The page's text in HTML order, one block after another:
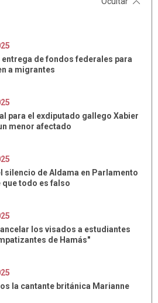
entrega de fondos federales para
a migrantes
para el exdiputado gallego Xabier
menor afectado
silencio de Aldama en Parlamento
que todo es falso
los visados a estudiantes
de Hamás"
la cantante británica Marianne